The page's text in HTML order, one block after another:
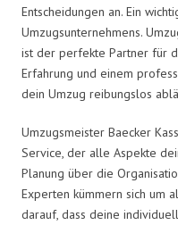
Entscheidungen an. Ein
Umzugsunternehmens.
ist der perfekte Partner für
Erfahrung und einem
dein Umzug reibungslos
Umzugsmeister Baecker
Service, der alle Aspekte
Planung über die
Experten kümmern sich um
darauf, dass deine